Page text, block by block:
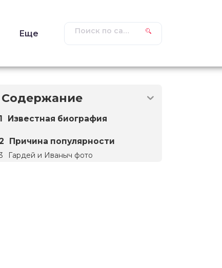
Еще
Содержание
Известная биография
Причина популярности
Гардей и Иваныч фото